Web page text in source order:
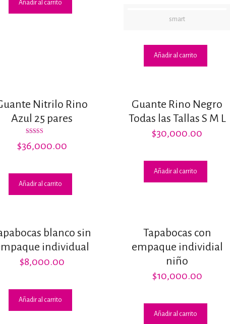
Añadir al carrito
smart
Añadir al carrito
Nitrilo Rino
Azul 25 pares
con
2.60
$36,000.00
Añadir al carrito
Guante Rino Negro
Todas las Tallas S M L
$30,000.00
Añadir al carrito
blanco sin
individual
$8,000.00
Añadir al carrito
Tapabocas con
empaque individial
niño
$10,000.00
Añadir al carrito